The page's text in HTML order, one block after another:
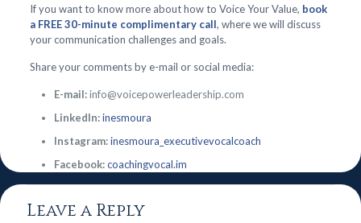
If you want to know more about how to Voice Your Value, book
a FREE 30-minute complimentary call, where we will discuss
your communication challenges and goals.
Share your comments by e-mail or social media:
E-mail:info@voicepowerleadership.com
LinkedIn:inesmoura
Instagram:inesmoura_executivevocalcoach
Facebook:coachingvocal.im
Leave a Reply